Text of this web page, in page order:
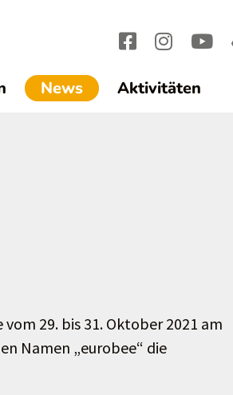
News(current)1
Aktivitäten
29. bis 31. Oktober 2021 am
Namen „eurobee“ die